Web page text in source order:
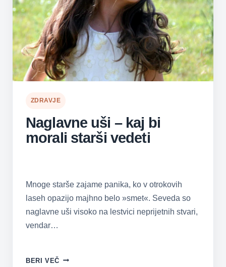
ZDRAVJE
Naglavne uši – kaj bi
morali starši vedeti
Mnoge starše zajame panika, ko v otrokovih
laseh opazijo majhno belo »smet«. Seveda so
naglavne uši visoko na lestvici neprijetnih stvari,
vendar…
BERI VEČ NAGLAVNE